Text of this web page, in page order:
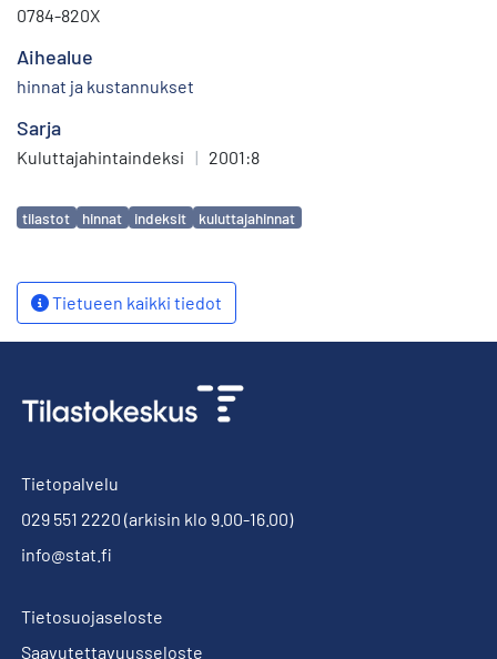
0784-820X
Aihealue
hinnat ja kustannukset
Sarja
Kuluttajahintaindeksi | 2001:8
Avainsanat
tilastot hinnat indeksit kuluttajahinnat
Tietueen kaikki tiedot
Tietopalvelu
029 551 2220 (arkisin klo 9.00-16.00)
info@stat.fi
Tietosuojaseloste
Saavutettavuusseloste